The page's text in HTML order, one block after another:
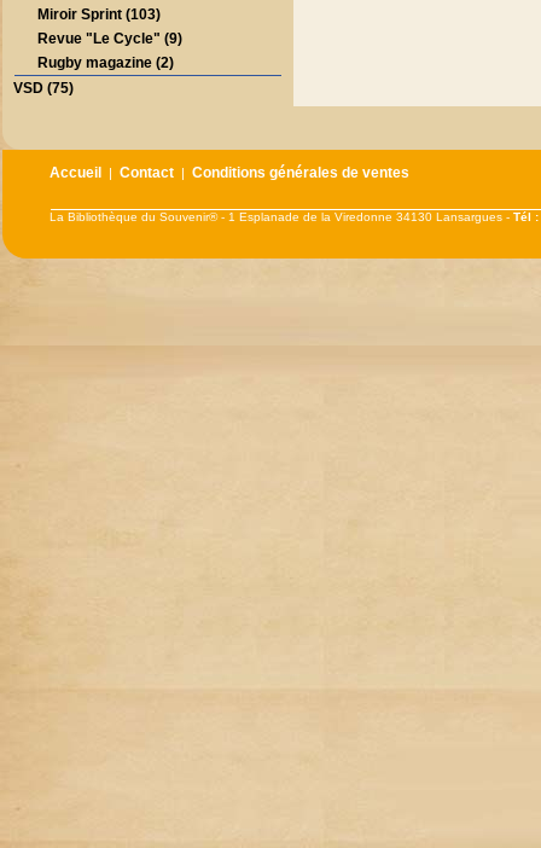
Miroir Sprint (103)
Revue "Le Cycle" (9)
Rugby magazine (2)
VSD (75)
Accueil |Contact |Conditions générales de ventes
La Bibliothèque du Souvenir® - 1 Esplanade de la Viredonne 34130 Lansargues -Tél